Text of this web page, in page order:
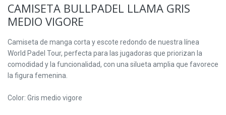
CAMISETA BULLPADEL LLAMA GRIS
MEDIO VIGORE
Camiseta de manga corta y escote redondo de nuestra línea
World Padel Tour, perfecta para las jugadoras que priorizan la
comodidad y la funcionalidad, con una silueta amplia que favorece
la figura femenina.
Color: Gris medio vigore